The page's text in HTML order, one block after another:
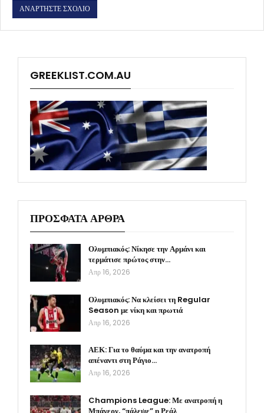
GREEKLIST.COM.AU
ΠΡΟΣΦΑΤΑ ΑΡΘΡΑ
Ολυμπιακός: Νίκησε την Αρμάνι και
τερμάτισε πρώτος στην…
Απρ 16, 2026
Ολυμπιακός: Να κλείσει τη Regular
Season με νίκη και πρωτιά
Απρ 16, 2026
ΑΕΚ: Για το θαύμα και την ανατροπή
απέναντι στη Ράγιο…
Απρ 16, 2026
Champions League: Με ανατροπή η